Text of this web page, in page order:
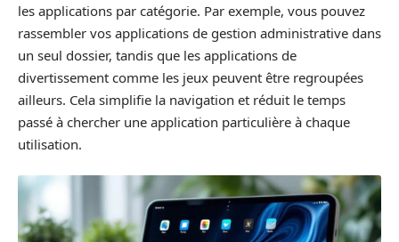
les applications par catégorie. Par exemple, vous pouvez
rassembler vos applications de gestion administrative dans
un seul dossier, tandis que les applications de
divertissement comme les jeux peuvent être regroupées
ailleurs. Cela simplifie la navigation et réduit le temps
passé à chercher une application particulière à chaque
utilisation.